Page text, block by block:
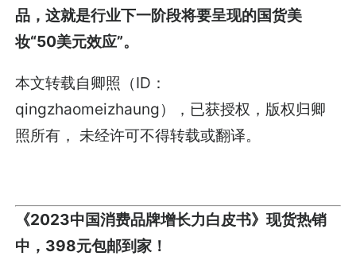
品，这就是行业下一阶段将要呈现的国货美
妆“50美元效应”。
本文转载自卿照（ID：
qingzhaomeizhaung），已获授权，版权归卿
照所有， 未经许可不得转载或翻译。
《2023中国消费品牌增长力白皮书》现货热销
中，398元包邮到家！